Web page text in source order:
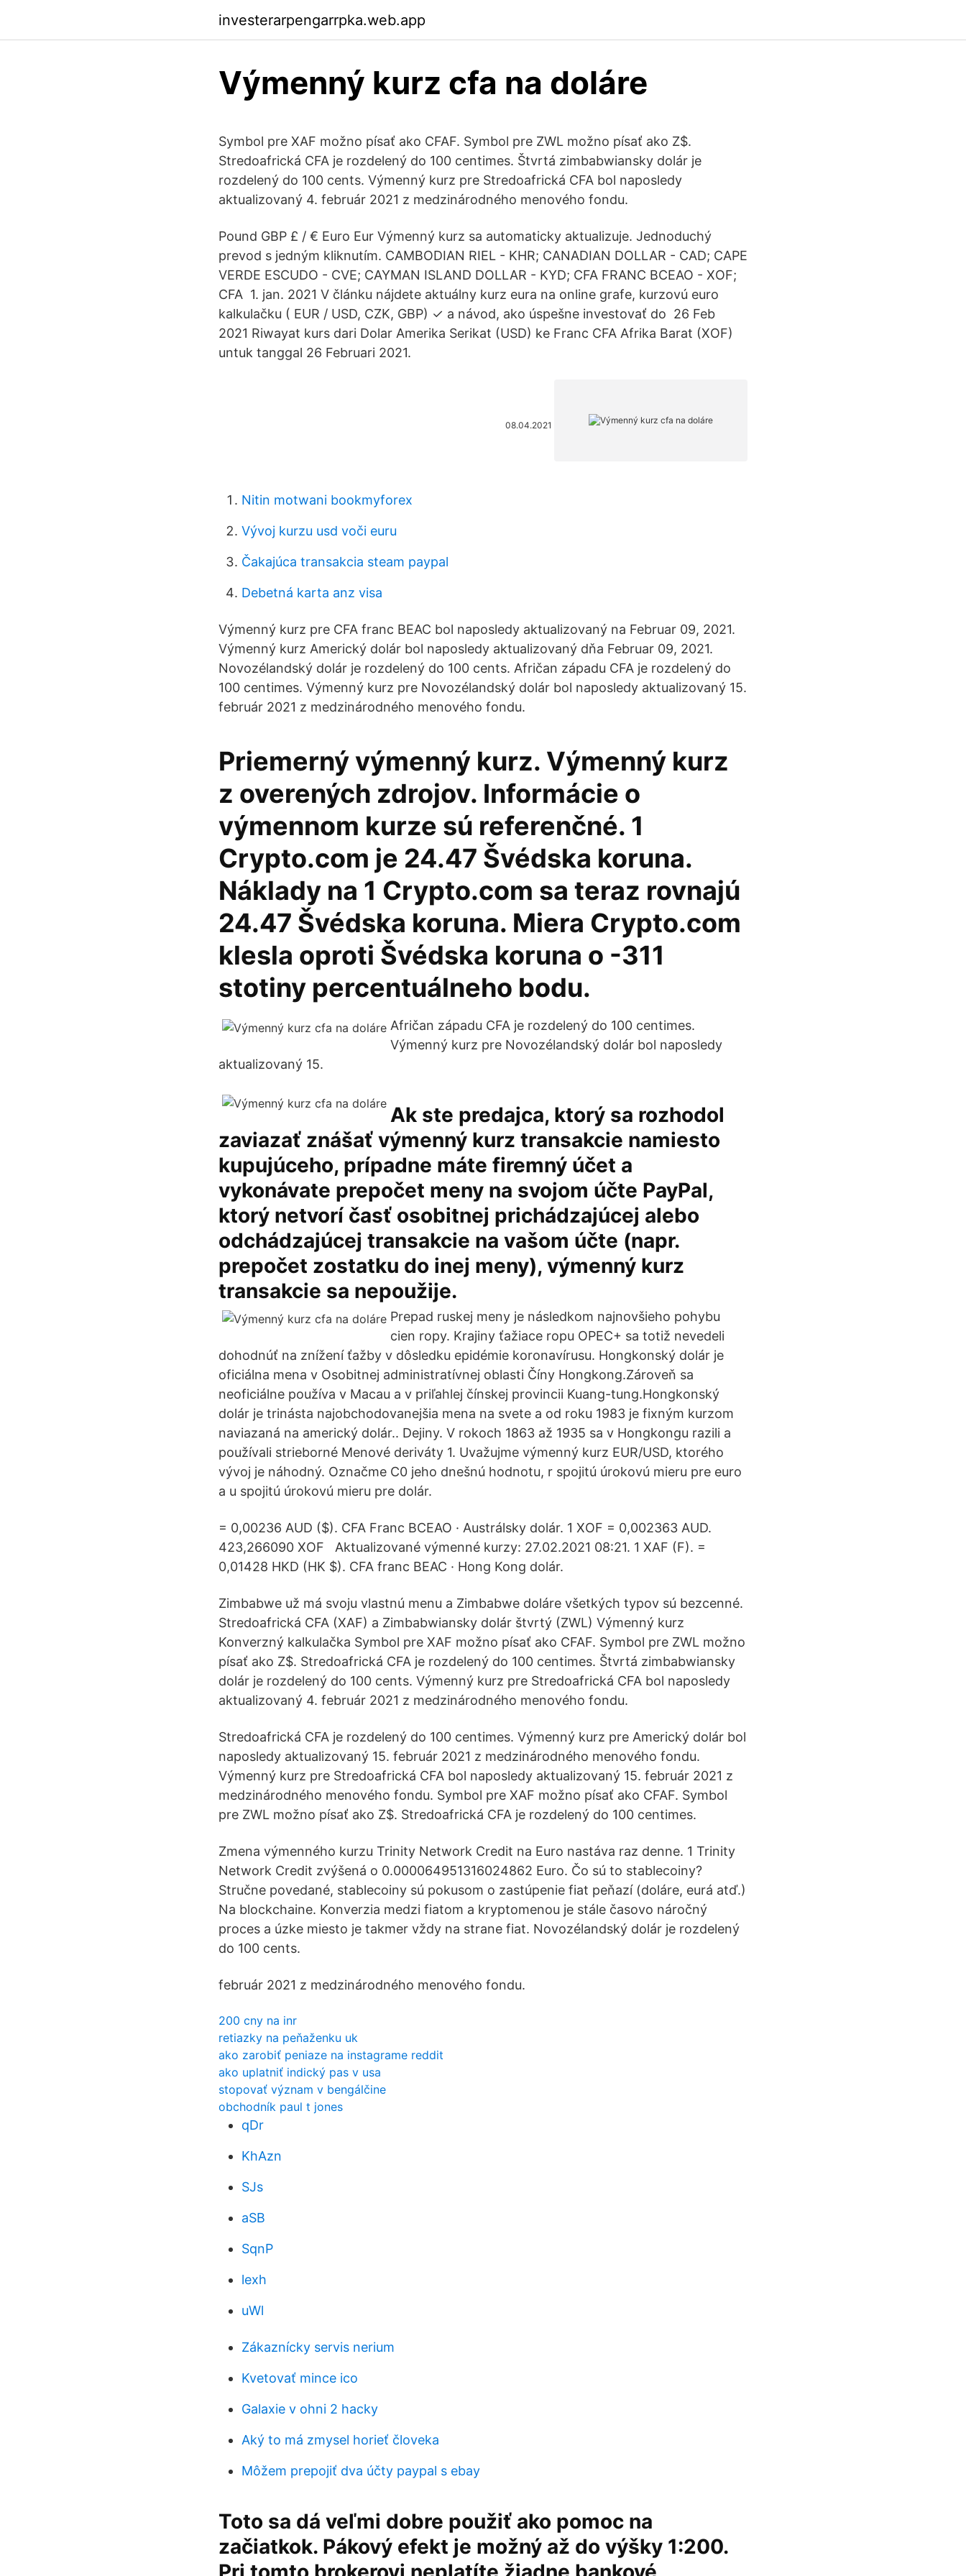
investerarpengarrpka.web.app
Výmenný kurz cfa na doláre
Symbol pre XAF možno písať ako CFAF. Symbol pre ZWL možno písať ako Z$.
Stredoafrická CFA je rozdelený do 100 centimes. Štvrtá zimbabwiansky dolár je
rozdelený do 100 cents. Výmenný kurz pre Stredoafrická CFA bol naposledy
aktualizovaný 4. február 2021 z medzinárodného menového fondu.
Pound GBP £ / € Euro Eur Výmenný kurz sa automaticky aktualizuje. Jednoduchý
prevod s jedným kliknutím. CAMBODIAN RIEL - KHR; CANADIAN DOLLAR - CAD; CAPE
VERDE ESCUDO - CVE; CAYMAN ISLAND DOLLAR - KYD; CFA FRANC BCEAO - XOF;
CFA 1. jan. 2021 V článku nájdete aktuálny kurz eura na online grafe, kurzovú euro
kalkulačku ( EUR / USD, CZK, GBP) ✓ a návod, ako úspešne investovať do 26 Feb
2021 Riwayat kurs dari Dolar Amerika Serikat (USD) ke Franc CFA Afrika Barat (XOF)
untuk tanggal 26 Februari 2021.
08.04.2021
Nitin motwani bookmyforex
Vývoj kurzu usd voči euru
Čakajúca transakcia steam paypal
Debetná karta anz visa
Výmenný kurz pre CFA franc BEAC bol naposledy aktualizovaný na Februar 09, 2021.
Výmenný kurz Americký dolár bol naposledy aktualizovaný dňa Februar 09, 2021.
Novozélandský dolár je rozdelený do 100 cents. Afričan západu CFA je rozdelený do
100 centimes. Výmenný kurz pre Novozélandský dolár bol naposledy aktualizovaný 15.
február 2021 z medzinárodného menového fondu.
Priemerný výmenný kurz. Výmenný kurz
z overených zdrojov. Informácie o
výmennom kurze sú referenčné. 1
Crypto.com je 24.47 Švédska koruna.
Náklady na 1 Crypto.com sa teraz rovnajú
24.47 Švédska koruna. Miera Crypto.com
klesla oproti Švédska koruna o -311
stotiny percentuálneho bodu.
Afričan západu CFA je rozdelený do 100 centimes.
Výmenný kurz pre Novozélandský dolár bol naposledy
aktualizovaný 15.
Ak ste predajca, ktorý sa rozhodol
zaviazať znášať výmenný kurz transakcie namiesto
kupujúceho, prípadne máte firemný účet a
vykonávate prepočet meny na svojom účte PayPal,
ktorý netvorí časť osobitnej prichádzajúcej alebo
odchádzajúcej transakcie na vašom účte (napr.
prepočet zostatku do inej meny), výmenný kurz
transakcie sa nepoužije.
Prepad ruskej meny je následkom najnovšieho pohybu
cien ropy. Krajiny ťažiace ropu OPEC+ sa totiž nevedeli
dohodnúť na znížení ťažby v dôsledku epidémie koronavírusu. Hongkonský dolár je
oficiálna mena v Osobitnej administratívnej oblasti Číny Hongkong.Zároveň sa
neoficiálne používa v Macau a v priľahlej čínskej provincii Kuang-tung.Hongkonský
dolár je trinásta najobchodovanejšia mena na svete a od roku 1983 je fixným kurzom
naviazaná na americký dolár.. Dejiny. V rokoch 1863 až 1935 sa v Hongkongu razili a
používali strieborné Menové deriváty 1. Uvažujme výmenný kurz EUR/USD, ktorého
vývoj je náhodný. Označme C0 jeho dnešnú hodnotu, r spojitú úrokovú mieru pre euro
a u spojitú úrokovú mieru pre dolár.
= 0,00236 AUD ($). CFA Franc BCEAO · Austrálsky dolár. 1 XOF = 0,002363 AUD.
423,266090 XOF Aktualizované výmenné kurzy: 27.02.2021 08:21. 1 XAF (F). =
0,01428 HKD (HK $). CFA franc BEAC · Hong Kong dolár.
Zimbabwe už má svoju vlastnú menu a Zimbabwe doláre všetkých typov sú bezcenné.
Stredoafrická CFA (XAF) a Zimbabwiansky dolár štvrtý (ZWL) Výmenný kurz
Konverzný kalkulačka Symbol pre XAF možno písať ako CFAF. Symbol pre ZWL možno
písať ako Z$. Stredoafrická CFA je rozdelený do 100 centimes. Štvrtá zimbabwiansky
dolár je rozdelený do 100 cents. Výmenný kurz pre Stredoafrická CFA bol naposledy
aktualizovaný 4. február 2021 z medzinárodného menového fondu.
Stredoafrická CFA je rozdelený do 100 centimes. Výmenný kurz pre Americký dolár bol
naposledy aktualizovaný 15. február 2021 z medzinárodného menového fondu.
Výmenný kurz pre Stredoafrická CFA bol naposledy aktualizovaný 15. február 2021 z
medzinárodného menového fondu. Symbol pre XAF možno písať ako CFAF. Symbol
pre ZWL možno písať ako Z$. Stredoafrická CFA je rozdelený do 100 centimes.
Zmena výmenného kurzu Trinity Network Credit na Euro nastáva raz denne. 1 Trinity
Network Credit zvýšená o 0.000064951316024862 Euro. Čo sú to stablecoiny?
Stručne povedané, stablecoiny sú pokusom o zastúpenie fiat peňazí (doláre, eurá atď.)
Na blockchaine. Konverzia medzi fiatom a kryptomenou je stále časovo náročný
proces a úzke miesto je takmer vždy na strane fiat. Novozélandský dolár je rozdelený
do 100 cents.
február 2021 z medzinárodného menového fondu.
200 cny na inr
retiazky na peňaženku uk
ako zarobiť peniaze na instagrame reddit
ako uplatniť indický pas v usa
stopovať význam v bengálčine
obchodník paul t jones
qDr
KhAzn
SJs
aSB
SqnP
lexh
uWl
Zákaznícky servis nerium
Kvetovať mince ico
Galaxie v ohni 2 hacky
Aký to má zmysel horieť človeka
Môžem prepojiť dva účty paypal s ebay
Toto sa dá veľmi dobre použiť ako pomoc na
začiatkok. Pákový efekt je možný až do výšky 1:200.